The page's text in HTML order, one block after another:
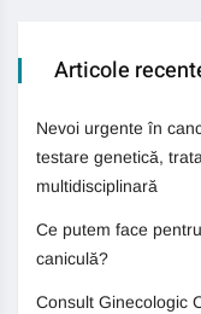
Articole
Nevoi urgente în
testare genetică,
multidisciplinară
Ce putem face
caniculă?
Consult Ginecologic